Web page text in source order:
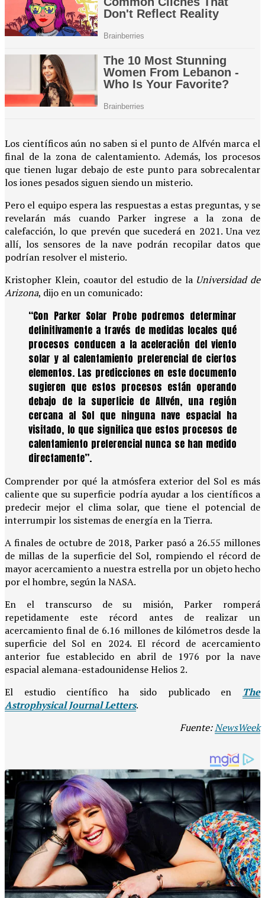
Los científicos aún no saben si el punto de Alfvén marca el
final de la zona de calentamiento. Además, los procesos
que tienen lugar debajo de este punto para sobrecalentar
los iones pesados ​​siguen siendo un misterio.
Pero el equipo espera las respuestas a estas preguntas, y se
revelarán más cuando Parker ingrese a la zona de
calefacción, lo que prevén que sucederá en 2021. Una vez
allí, los sensores de la nave podrán recopilar datos que
podrían resolver el misterio.
Kristopher Klein, coautor del estudio de la Universidad de
Arizona, dijo en un comunicado:
“Con Parker Solar Probe podremos determinar
definitivamente a través de medidas locales qué
procesos conducen a la aceleración del viento
solar y al calentamiento preferencial de ciertos
elementos. Las predicciones en este documento
sugieren que estos procesos están operando
debajo de la superficie de Alfvén, una región
cercana al Sol que ninguna nave espacial ha
visitado, lo que significa que estos procesos de
calentamiento preferencial nunca se han medido
directamente”.
Comprender por qué la atmósfera exterior del Sol es más
caliente que su superficie podría ayudar a los científicos a
predecir mejor el clima solar, que tiene el potencial de
interrumpir los sistemas de energía en la Tierra.
A finales de octubre de 2018, Parker pasó a 26.55 millones
de millas de la superficie del Sol, rompiendo el récord de
mayor acercamiento a nuestra estrella por un objeto hecho
por el hombre, según la NASA.
En el transcurso de su misión, Parker romperá
repetidamente este récord antes de realizar un
acercamiento final de 6.16 millones de kilómetros desde la
superficie del Sol en 2024. El récord de acercamiento
anterior fue establecido en abril de 1976 por la nave
espacial alemana-estadounidense Helios 2.
El estudio científico ha sido publicado en The
Astrophysical Journal Letters.
Fuente:NewsWeek